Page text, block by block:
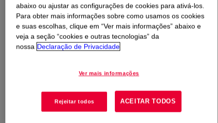
temperatura ambiente, especificamente desenvolvido
desempenho. As características de alto desempenho do
DOWSIL™ 3362 o tornam adequado para unidades de
abaixo ou ajustar as configurações de cookies para ativá-los.
Para obter mais informações sobre como usamos os cookies
e suas escolhas, clique em “Ver mais informações” abaixo e
veja a seção “cookies e outras tecnologias” da
nossa Declaração de Privacidade
Ver mais informações
Rejeitar todos ACEITAR TODOS